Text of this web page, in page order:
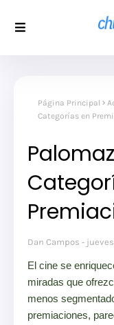
Página Principal
Categorías en
Dan Campos
Descripción:
El cine se
miradas que
menos
premiaciones,